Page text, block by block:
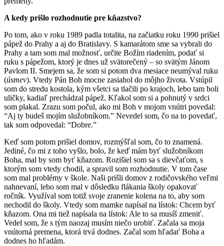
A kedy prišlo rozhodnutie pre kňazstvo?
Po tom, ako v roku 1989 padla totalita, na začiatku roku 1990 prišiel
pápež do Prahy a aj do Bratislavy. S kamarátom sme sa vybrali do
Prahy a tam som mal možnosť, určite Božím riadením, podať si
ruku s pápežom, ktorý je dnes už svätorečený – so svätým Jánom
Pavlom II. Smejem sa, že som si potom dva mesiace neumýval ruku
(úsmev). Vtedy Pán Boh mocne zasiahol do môjho života. Vstúpil
som do stredu kostola, kým všetci sa tlačili po krajoch, lebo tam boli
uličky, kadiaľ prechádzal pápež. Kľakol som si a pohnutý v srdci
som plakal. Zrazu som počul, ako mi Boh v mojom vnútri povedal:
“Aj ty budeš mojím služobníkom.” Nevedel som, čo na to povedať,
tak som odpovedal: “Dobre.”
Keď som potom prišiel domov, rozmýšľal som, čo to znamená.
Jediné, čo mi z toho vyšlo, bolo, že keď mám byť služobníkom
Boha, mal by som byť kňazom. Rozišiel som sa s dievčaťom, s
ktorým som vtedy chodil, a spravil som rozhodnutie. V tom čase
som mal problémy v škole. Naši prišli domov z rodičovského veľmi
nahnevaní, lebo som mal v dôsledku flákania školy opakovať
ročník. Využíval som totiž svoje zranenie kolena na to, aby som
nechodil do školy. Vtedy som mamke napísal na lístok: Chcem byť
kňazom. Ona mi tiež napísala na lístok: Ale to sa musíš zmeniť.
Vedel som, že s tým naozaj musím niečo urobiť. Začala sa moja
vnútorná premena, ktorá trvá dodnes. Začal som hľadať Boha a
dodnes ho hľadám.